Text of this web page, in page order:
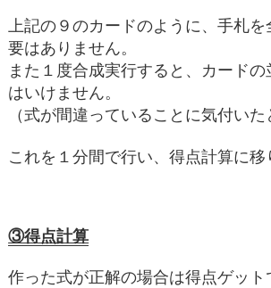
上記の９のカードのように、手札
要はありません。
また１度合成実行すると、カード
はいけません。
（式が間違っていることに気付いた
これを１分間で行い、得点計算に移
③得点計算
作った式が正解の場合は得点ゲット